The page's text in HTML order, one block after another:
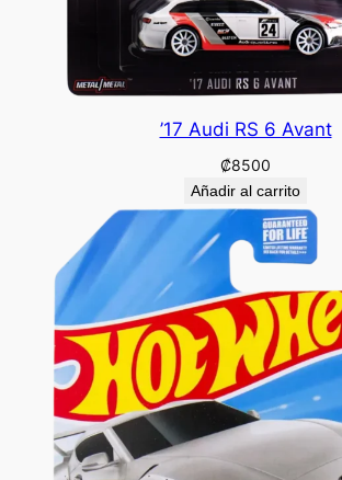
’17 Audi RS 6 Avant
₡8500
Añadir al carrito